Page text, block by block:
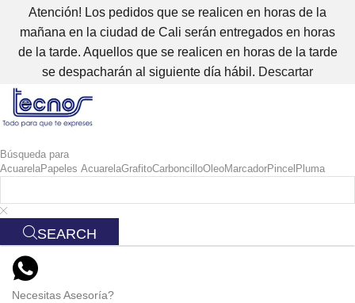
Atención! Los pedidos que se realicen en horas de la
mañana en la ciudad de Cali serán entregados en horas
de la tarde. Aquellos que se realicen en horas de la tarde
se despacharán al siguiente día hábil. Descartar
Búsqueda para
AcuarelaPapeles AcuarelaGrafitoCarboncilloOleoMarcadorPincel Pluma
SEARCH
Necesitas Asesoría?